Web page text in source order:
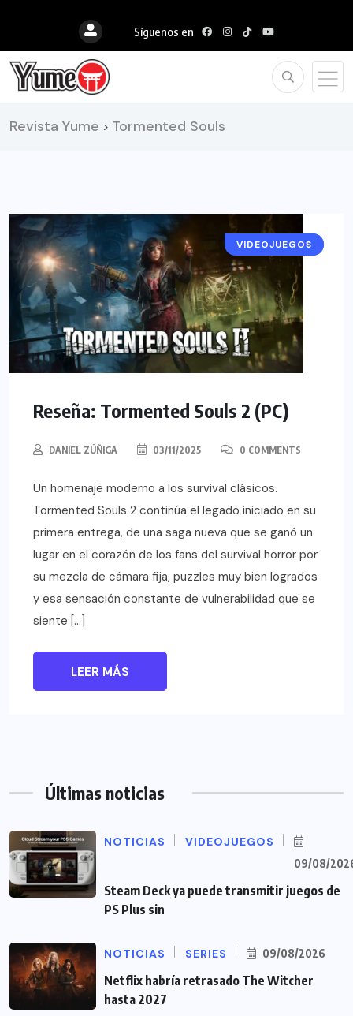
Síguenos en
Revista Yume > Tormented Souls
RESEÑAS
VIDEOJUEGOS
Reseña: Tormented Souls 2 (PC)
DANIEL ZÚÑIGA 03/11/2025 0 COMMENTS
Un homenaje moderno a los survival clásicos.
Tormented Souls 2 continúa el legado iniciado en su
primera entrega, de una saga nueva que se ganó un
lugar en el corazón de los fans del survival horror por
su mezcla de cámara fija, puzzles muy bien logrados
y esa sensación constante de vulnerabilidad que se
siente […]
LEER MÁS
Últimas noticias
NOTICIAS VIDEOJUEGOS
09/08/
Steam Deck ya puede transmitir juegos de
PS Plus sin
NOTICIAS SERIES 09/08/2026
Netflix habría retrasado The Witcher
hasta 2027